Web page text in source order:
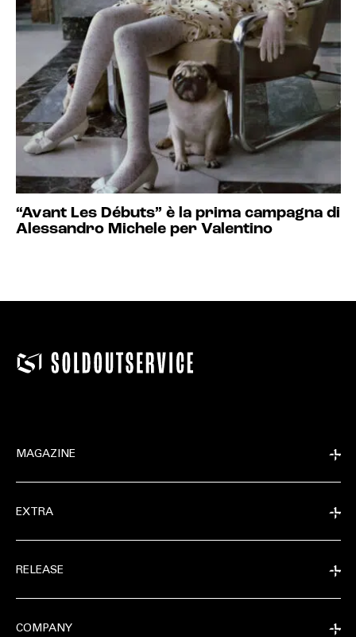
“Avant Les Débuts” è la prima campagna di
Alessandro Michele per Valentino
MAGAZINE
EXTRA
RELEASE
COMPANY